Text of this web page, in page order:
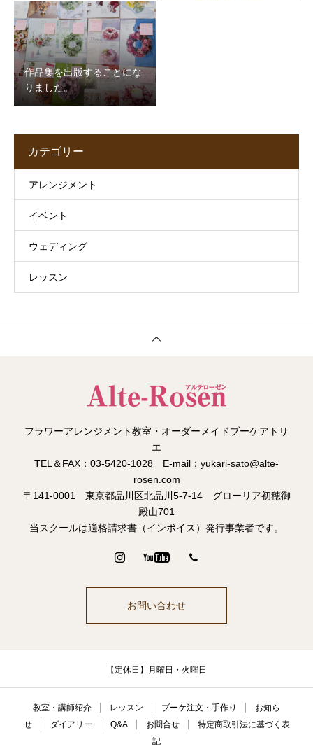
作品集を出版することにな
りました。
カテゴリー
アレンジメント
イベント
ウェディング
レッスン
フラワーアレンジメント教室・オーダーメイドブーケアトリ
エ
TEL＆FAX：03-5420-1028 E-mail：yukari-sato@alte-
rosen.com
〒141-0001 東京都品川区北品川5-7-14 グローリア初穂御
殿山701
当スクールは適格請求書（インボイス）発行事業者です。
お問い合わせ
【定休日】月曜日・火曜日
教室・講師紹介 レッスン ブーケ注文・手作り
お知ら
せ
ダイアリー Q&A お問合せ
特定商取引法に基づく表
記